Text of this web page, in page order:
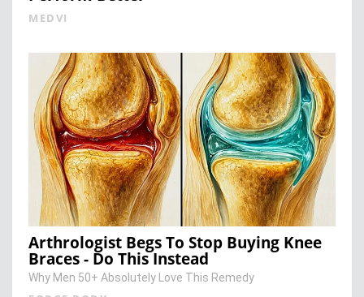
MEDVI
Arthrologist Begs To Stop Buying Knee
Braces - Do This Instead
Why Men 50+ Absolutely Love This Remedy